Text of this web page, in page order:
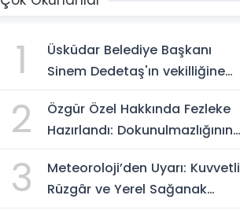
1
Üsküdar Belediye Başkanı
Sinem Dedetaş'ın vekilliğine
2
Özgür Özel Hakkında Fezleke
Hazırlandı: Dokunulmazlığının
3
Meteoroloji’den Uyarı: Kuvvetli
Rüzgâr ve Yerel Sağanak